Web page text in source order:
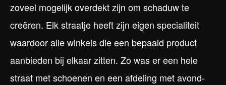
zoveel mogelijk overdekt zijn om schaduw te
creëren. Elk straatje heeft zijn eigen specialiteit
waardoor alle winkels die een bepaald product
aanbieden bij elkaar zitten. Zo was er een hele
straat met schoenen en een afdeling met avond-